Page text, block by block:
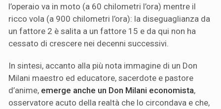
l’operaio va in moto (a 60 chilometri l’ora) mentre il
ricco vola (a 900 chilometri l’ora): la diseguaglianza da
un fattore 2 è salita a un fattore 15 e da qui non ha
cessato di crescere nei decenni successivi.
In sintesi, accanto alla più nota immagine di un Don
Milani maestro ed educatore, sacerdote e pastore
d’anime, emerge anche un Don Milani economista,
osservatore acuto della realtà che lo circondava e che,